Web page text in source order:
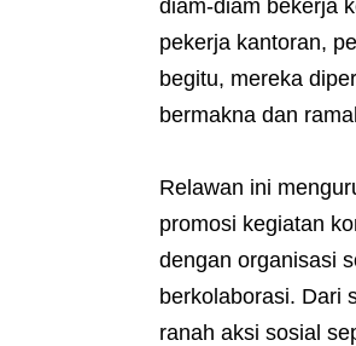
diam-diam bekerja
pekerja kantoran,
begitu, mereka
bermakna dan
Relawan ini
promosi kegiatan
dengan organisasi
berkolaborasi. Dari
ranah aksi sosial